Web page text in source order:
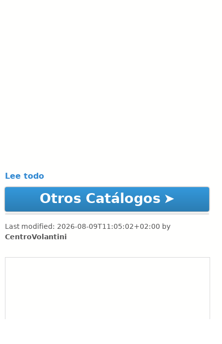
Lee todo
Otros Catálogos
Last modified: 2026-08-09T11:05:02+02:00 by
CentroVolantini